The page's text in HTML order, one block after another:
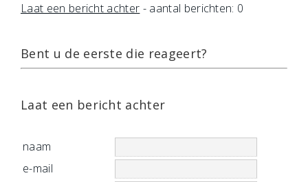
Laat een bericht achter - aantal berichten: 0
Bent u de eerste die reageert?
Laat een bericht achter
naam
e-mail